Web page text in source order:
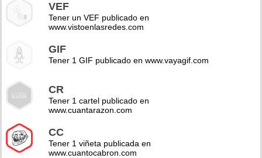
VEF
Tener un VEF publicado en
www.vistoenlasredes.com
GIF
Tener 1 GIF publicado en www.vayagif.com
CR
Tener 1 cartel publicado en
www.cuantarazon.com
CC
Tener 1 viñeta publicada en
www.cuantocabron.com